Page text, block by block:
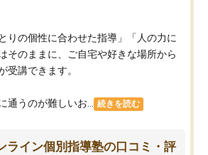
りの個性に合わせた指導」「人の力に
そのままに、ご自宅や好きな場所から
受講できます。
通うのが難しいお... 続きを読む
ライン個別指導塾の口コミ・評